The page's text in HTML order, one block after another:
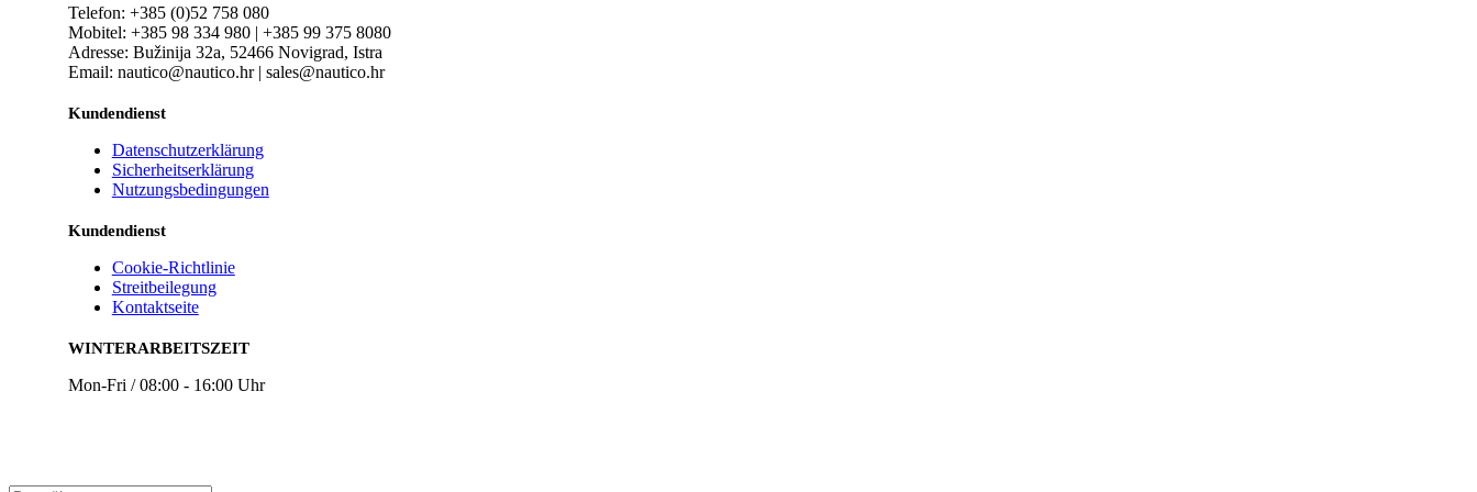
Telefon: +385 (0)52 758 080
Mobitel: +385 98 334 980 | +385 99 375 8080
Adresse: Bužinija 32a, 52466 Novigrad, Istra
Email: nautico@nautico.hr | sales@nautico.hr
Kundendienst
Datenschutzerklärung
Sicherheitserklärung
Nutzungsbedingungen
Kundendienst
Cookie-Richtlinie
Streitbeilegung
Kontaktseite
WINTERARBEITSZEIT
Mon-Fri / 08:00 - 16:00 Uhr